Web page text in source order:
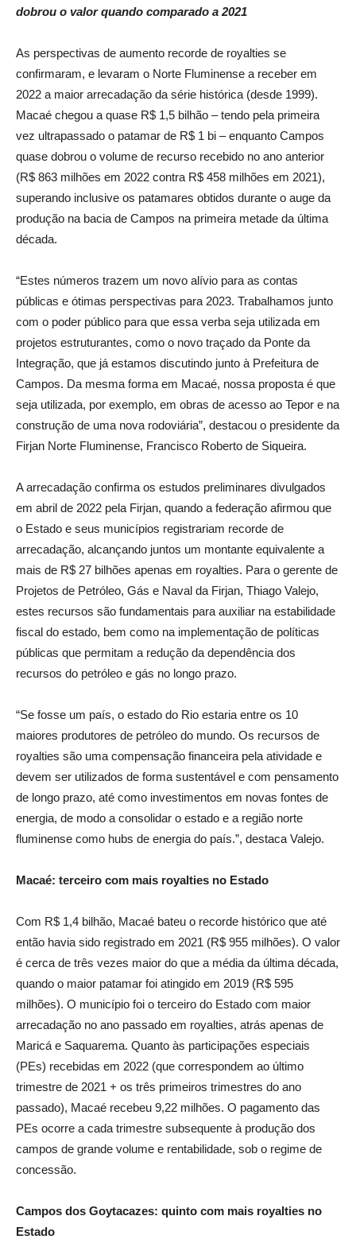
dobrou o valor quando comparado a 2021
As perspectivas de aumento recorde de royalties se
confirmaram, e levaram o Norte Fluminense a receber em
2022 a maior arrecadação da série histórica (desde 1999).
Macaé chegou a quase R$ 1,5 bilhão – tendo pela primeira
vez ultrapassado o patamar de R$ 1 bi – enquanto Campos
quase dobrou o volume de recurso recebido no ano anterior
(R$ 863 milhões em 2022 contra R$ 458 milhões em 2021),
superando inclusive os patamares obtidos durante o auge da
produção na bacia de Campos na primeira metade da última
década.
“Estes números trazem um novo alívio para as contas
públicas e ótimas perspectivas para 2023. Trabalhamos junto
com o poder público para que essa verba seja utilizada em
projetos estruturantes, como o novo traçado da Ponte da
Integração, que já estamos discutindo junto à Prefeitura de
Campos. Da mesma forma em Macaé, nossa proposta é que
seja utilizada, por exemplo, em obras de acesso ao Tepor e na
construção de uma nova rodoviária”, destacou o presidente da
Firjan Norte Fluminense, Francisco Roberto de Siqueira.
A arrecadação confirma os estudos preliminares divulgados
em abril de 2022 pela Firjan, quando a federação afirmou que
o Estado e seus municípios registrariam recorde de
arrecadação, alcançando juntos um montante equivalente a
mais de R$ 27 bilhões apenas em royalties. Para o gerente de
Projetos de Petróleo, Gás e Naval da Firjan, Thiago Valejo,
estes recursos são fundamentais para auxiliar na estabilidade
fiscal do estado, bem como na implementação de políticas
públicas que permitam a redução da dependência dos
recursos do petróleo e gás no longo prazo.
“Se fosse um país, o estado do Rio estaria entre os 10
maiores produtores de petróleo do mundo. Os recursos de
royalties são uma compensação financeira pela atividade e
devem ser utilizados de forma sustentável e com pensamento
de longo prazo, até como investimentos em novas fontes de
energia, de modo a consolidar o estado e a região norte
fluminense como hubs de energia do país.”, destaca Valejo.
Macaé: terceiro com mais royalties no Estado
Com R$ 1,4 bilhão, Macaé bateu o recorde histórico que até
então havia sido registrado em 2021 (R$ 955 milhões). O valor
é cerca de três vezes maior do que a média da última década,
quando o maior patamar foi atingido em 2019 (R$ 595
milhões). O município foi o terceiro do Estado com maior
arrecadação no ano passado em royalties, atrás apenas de
Maricá e Saquarema. Quanto às participações especiais
(PEs) recebidas em 2022 (que correspondem ao último
trimestre de 2021 + os três primeiros trimestres do ano
passado), Macaé recebeu 9,22 milhões. O pagamento das
PEs ocorre a cada trimestre subsequente à produção dos
campos de grande volume e rentabilidade, sob o regime de
concessão.
Campos dos Goytacazes: quinto com mais royalties no
Estado